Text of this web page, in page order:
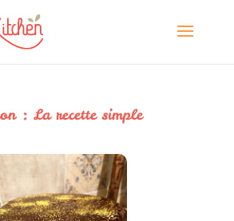
: La recette simple